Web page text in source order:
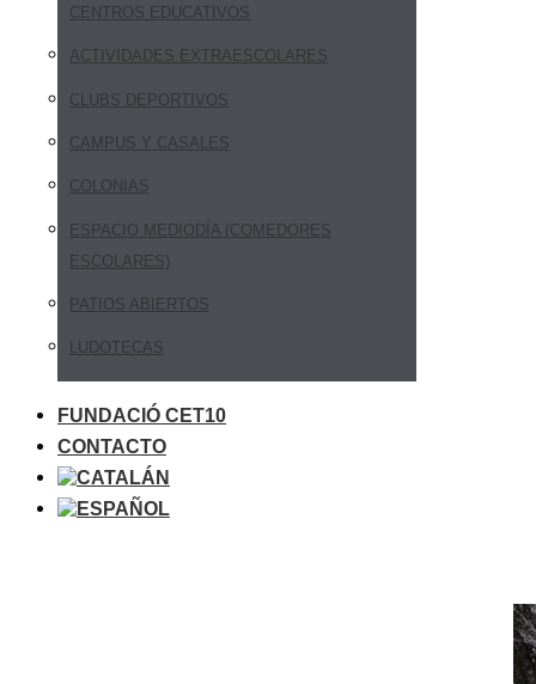
CENTROS EDUCATIVOS
ACTIVIDADES EXTRAESCOLARES
CLUBS DEPORTIVOS
CAMPUS Y CASALES
COLONIAS
ESPACIO MEDIODÍA (COMEDORES
ESCOLARES)
PATIOS ABIERTOS
LUDOTECAS
FUNDACIÓ CET10
CONTACTO